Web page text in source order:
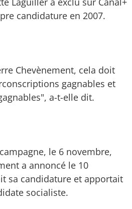
candidature en 2007.
Chevènement, cela doit
gagnables et
a-t-elle dit.
le 6 novembre,
a annoncé le 10
sa candidature et apportait
socialiste.